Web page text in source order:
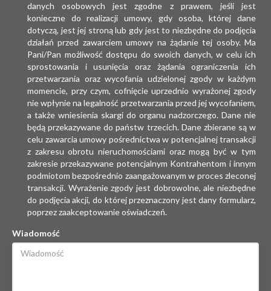
danych osobowych jest zgodne z prawem, jeśli jest
konieczne do realizacji umowy, gdy osoba, której dane
dotyczą, jest jej stroną lub gdy jest to niezbędne do podjęcia
działań przed zawarciem umowy na żądanie tej osoby. Ma
Pani/Pan możliwość dostępu do swoich danych, w celu ich
sprostowania i usunięcia oraz żądania ograniczenia ich
przetwarzania oraz wycofania udzielonej zgody w każdym
momencie, przy czym, cofnięcie uprzednio wyrażonej zgody
nie wpłynie na legalność przetwarzania przed jej wycofaniem,
a także wniesienia skargi do organu nadzorczego. Dane nie
będą przekazywane do państw trzecich. Dane zbierane są w
celu zawarcia umowy pośrednictwa w potencjalnej transakcji
z zakresu obrotu nieruchomościami oraz mogą być w tym
zakresie przekazywane potencjalnym Kontrahentom i innym
podmiotom bezpośrednio zaangażowanym w proces zleconej
transakcji. Wyrażenie zgody jest dobrowolne, ale niezbędne
do podjęcia akcji, do której przeznaczony jest dany formularz,
poprzez zaakceptowanie oświadczeń.
Wiadomość